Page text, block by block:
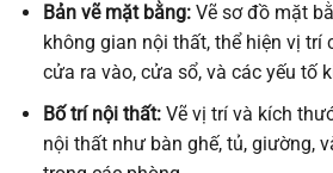
Bản vẽ mặt bằng:Vẽ sơ đồ mặt
không gian nội thất, thể hiện vị trí
cửa ra vào, cửa sổ, và các yếu tố
Bố trí nội thất:Vẽ vị trí và kích
nội thất như bàn ghế, tủ, giường,